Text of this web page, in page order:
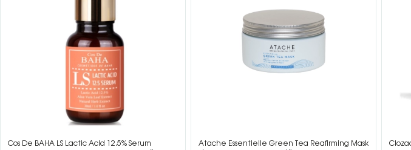
Cos De BAHA LS Lactic Acid 12.5% Serum
Atache Essentielle Green Tea Reafirming Mask